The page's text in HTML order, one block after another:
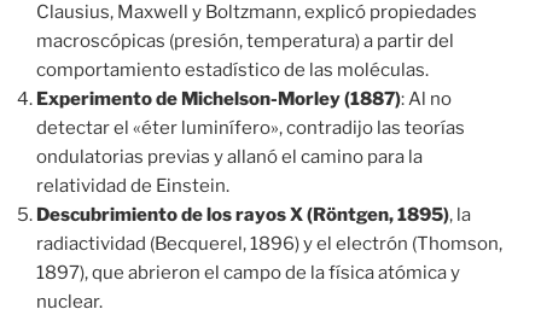
Clausius, Maxwell y Boltzmann, explicó propiedades
macroscópicas (presión, temperatura) a partir del
comportamiento estadístico de las moléculas.
Experimento de Michelson-Morley (1887): Al no
detectar el «éter luminífero», contradijo las teorías
ondulatorias previas y allanó el camino para la
relatividad de Einstein.
Descubrimiento de los rayos X (Röntgen, 1895), la
radiactividad (Becquerel, 1896) y el electrón (Thomson,
1897), que abrieron el campo de la física atómica y
nuclear.